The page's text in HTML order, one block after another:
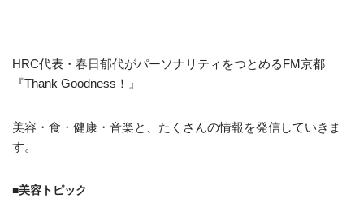
HRC代表・春日郁代がパーソナリティをつとめるFM京都
『Thank Goodness！』
美容・食・健康・音楽と、たくさんの情報を発信していきま
す。
■美容トピック